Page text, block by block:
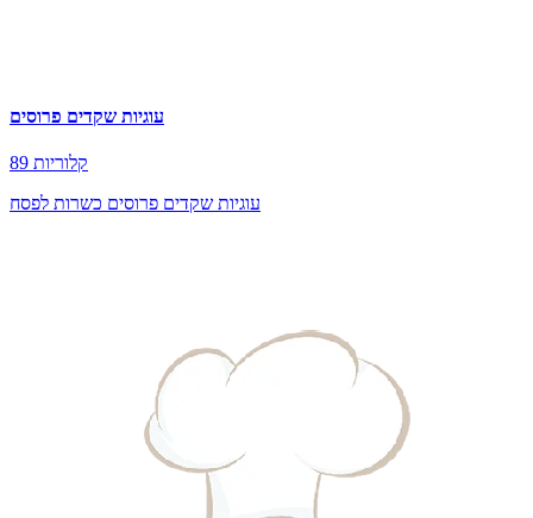
עוגיות שקדים פרוסים
89 קלוריות
עוגיות שקדים פרוסים כשרות לפסח